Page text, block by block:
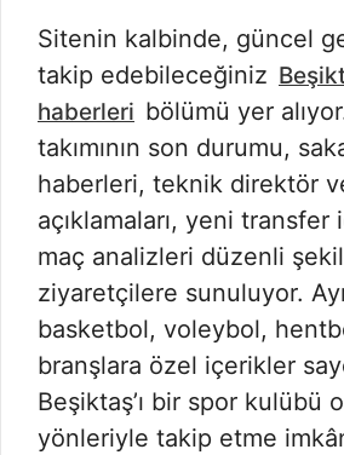
Sitenin kalbinde, güncel
takip edebileceğiniz
haberleri bölümü yer
takımının son durumu,
haberleri, teknik direktör
açıklamaları, yeni transfer
maç analizleri düzenli
ziyaretçilere sunuluyor.
basketbol, voleybol,
branşlara özel içerikler
Beşiktaş’ı bir spor kulübü
yönleriyle takip etme